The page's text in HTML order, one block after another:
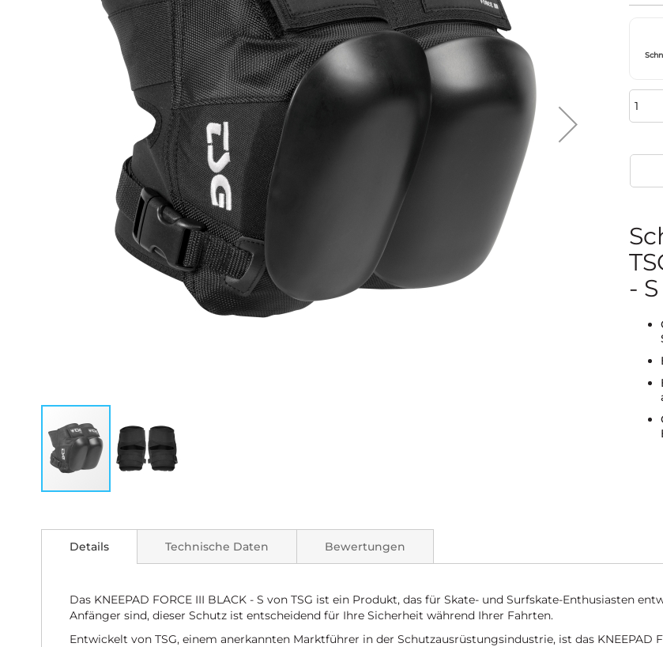
der
Bildgalerie
-
Details
Das KNEEPAD FORCE III BLACK - S von TSG ist ein Produkt, das für Skate- und Surfskate-Enthusiasten
Anfänger sind, dieser Schutz ist entscheidend für Ihre Sicherheit während Ihrer Fahrten.
Entwickelt von TSG, einem anerkannten Marktführer in der Schutzausrüstungsindustrie, ist das KNEEPAD
Technische Daten Bewertungen